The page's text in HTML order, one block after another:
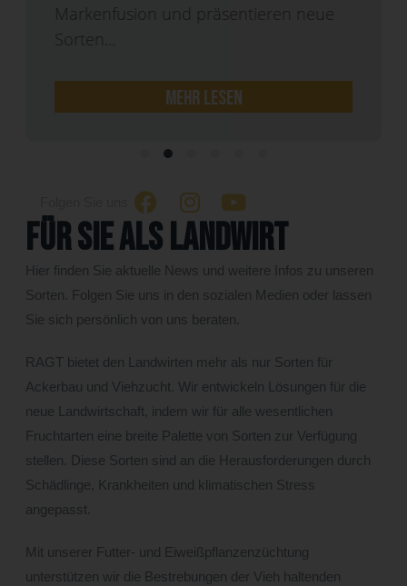
Markenfusion und präsentieren neue
Sorten...
mehr lesen
Für Sie als Landwirt
Hier finden Sie aktuelle News und weitere Infos zu unseren
Sorten. Folgen Sie uns in den sozialen Medien oder lassen
Sie sich persönlich von uns beraten.
RAGT bietet den Landwirten mehr als nur Sorten für
Ackerbau und Viehzucht. Wir entwickeln Lösungen für die
neue Landwirtschaft, indem wir für alle wesentlichen
Fruchtarten eine breite Palette von Sorten zur Verfügung
stellen. Diese Sorten sind an die Herausforderungen durch
Schädlinge, Krankheiten und klimatischen Stress
angepasst.
Mit unserer Futter- und Eiweißpflanzenzüchtung
unterstützen wir die Bestrebungen der Vieh haltenden